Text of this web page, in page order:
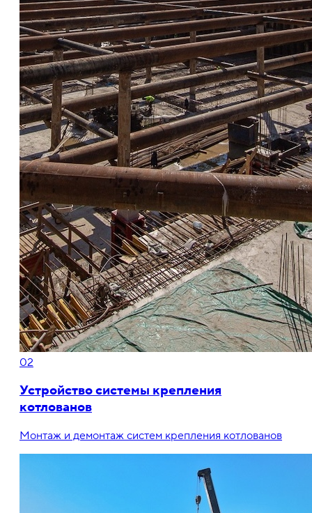
02
Устройство системы крепления
котлованов
Монтаж и демонтаж систем крепления котлованов